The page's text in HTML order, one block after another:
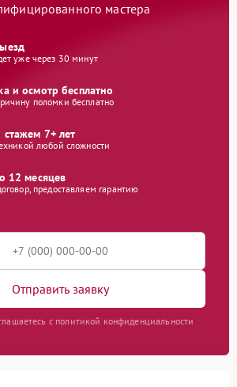
мастера
уже через 30 минут
и осмотр бесплатно
поломки бесплатно
стажем 7+ лет
любой сложности
12 месяцев
предоставляем гарантию
Отправить заявку
с политикой конфиденциальности